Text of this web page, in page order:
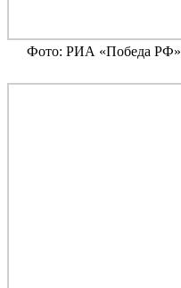
Фото: РИА «Победа РФ»